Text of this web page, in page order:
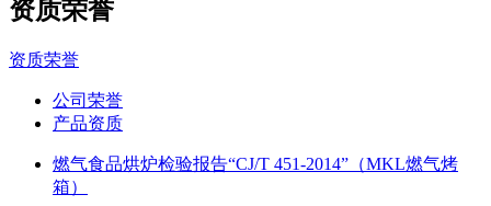
资质荣誉
资质荣誉
公司荣誉
产品资质
燃气食品烘炉检验报告“CJ/T 451-2014”（MKL燃气烤
箱）